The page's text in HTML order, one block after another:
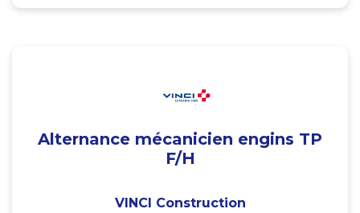
Alternance mécanicien engins TP
F/H
VINCI Construction